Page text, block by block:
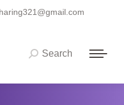
Search:
Search